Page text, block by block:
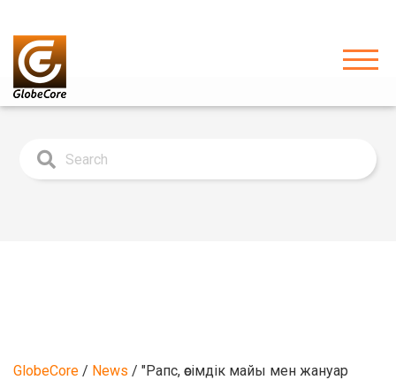
GlobeCore / News / "Рапс, өсімдік майы мен жануар